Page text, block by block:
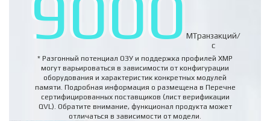
MТранзакций/
с
* Разгонный потенциал ОЗУ и поддержка профилей XMP
могут варьироваться в зависимости от конфигурации
оборудования и характеристик конкретных модулей
памяти. Подробная информация о размещена в Перечне
сертифицированных поставщиков (лист верификации
QVL). Обратите внимание, функционал продукта может
отличаться в зависимости от модели.